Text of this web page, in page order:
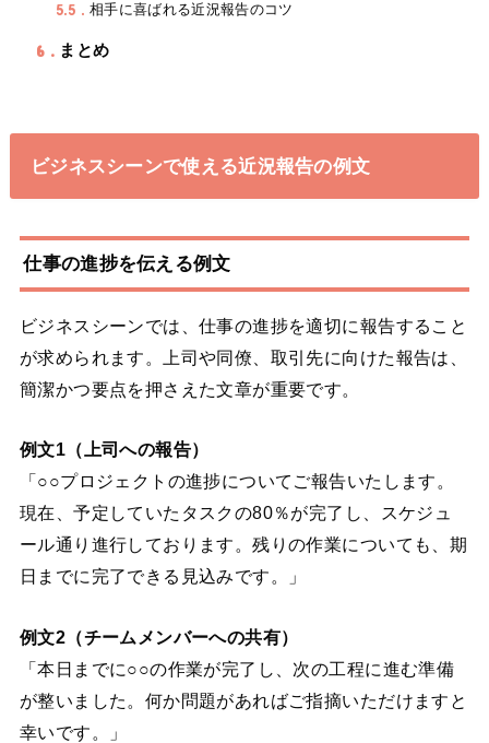
5.5 相手に喜ばれる近況報告のコツ
6 まとめ
ビジネスシーンで使える近況報告の例文
仕事の進捗を伝える例文
ビジネスシーンでは、仕事の進捗を適切に報告すること
が求められます。上司や同僚、取引先に向けた報告は、
簡潔かつ要点を押さえた文章が重要です。
例文1（上司への報告）
「○○プロジェクトの進捗についてご報告いたします。
現在、予定していたタスクの80％が完了し、スケジュ
ール通り進行しております。残りの作業についても、期
日までに完了できる見込みです。」
例文2（チームメンバーへの共有）
「本日までに○○の作業が完了し、次の工程に進む準備
が整いました。何か問題があればご指摘いただけますと
幸いです。」